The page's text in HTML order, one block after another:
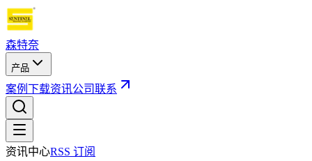
森特奈
产品
案例 下载资讯公司联系
资讯中心RSS 订阅